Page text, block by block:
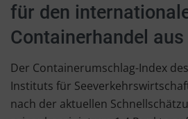
für den
Containerhandel aus
Der Containerumschlag-Index
Instituts für
nach der aktuellen